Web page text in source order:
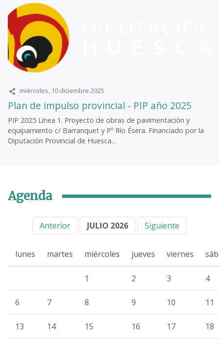
miércoles, 10 diciembre 2025
Plan de impulso provincial - PIP año 2025
PIP 2025 Línea 1. Proyecto de obras de pavimentación y
equipamiento c/ Barranquet y Pº Río Ésera. Financiado por la
Diputación Provincial de Huesca...
Agenda
Anterior JULIO 2026 Siguiente
lunes martes miércoles jueves viernes
1 2 3 4
6 7 8 9 10 11
13 14 15 16 17 18